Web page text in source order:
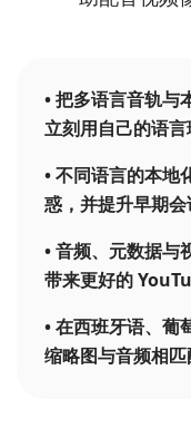
•把多语言音轨与
立刻用自己的语言
•不同语言的本地
惑，并提升早期会
•音频、元数据与
带来更好的
•在西班牙语、葡
缩略图与音频相匹